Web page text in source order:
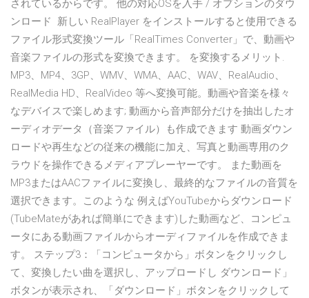
されているからです。 他の対応OSを入手 / オプションのダウ
ンロード 新しい RealPlayer をインストールすると使用できる
ファイル形式変換ツール「RealTimes Converter」で、動画や
音楽ファイルの形式を変換できます。 を変換するメリット.
MP3、MP4、3GP、WMV、WMA、AAC、WAV、RealAudio、
RealMedia HD、RealVideo 等へ変換可能。動画や音楽を様々
なデバイスで楽しめます; 動画から音声部分だけを抽出したオ
ーディオデータ（音楽ファイル）も作成できます 動画ダウン
ロードや再生などの従来の機能に加え、写真と動画専用のク
ラウドを操作できるメディアプレーヤーです。 また動画を
MP3またはAACファイルに変換し、最終的なファイルの音質を
選択できます。このような 例えばYouTubeからダウンロード
(TubeMateがあれば簡単にできます)した動画など、コンピュ
ータにある動画ファイルからオーディファイルを作成できま
す。 ステップ3：「コンピュータから」ボタンをクリックし
て、変換したい曲を選択し、アップロードし ダウンロード」
ボタンが表示され、「ダウンロード」ボタンをクリックして